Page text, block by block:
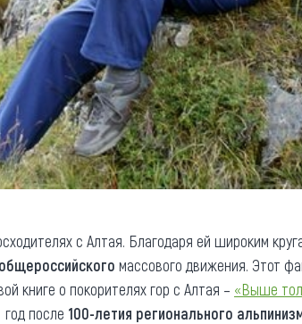
с Алтая. Благодаря ей широким
массового движения. Этот
книге о покорителях гор с Алтая – «Выше
после 100-летия регионального